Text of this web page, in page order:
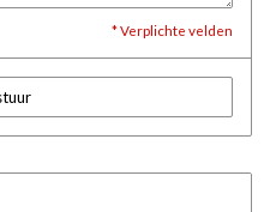
* Verplichte velden